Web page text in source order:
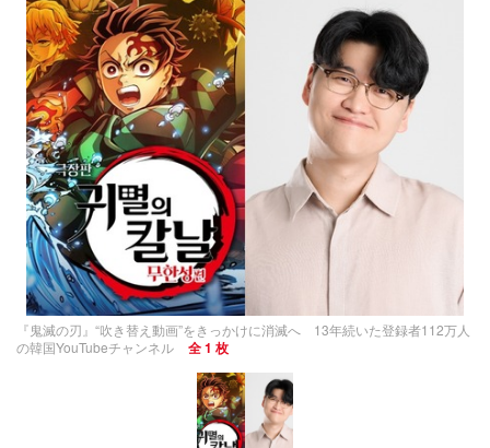
『鬼滅の刃』“吹き替え動画”をきっかけに消滅へ 13年続いた登録者112万人
の韓国YouTubeチャンネル
全 1 枚